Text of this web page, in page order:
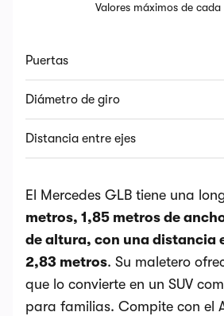
Valores máximos de
Puertas
Diámetro de giro
Distancia entre ejes
El Mercedes GLB tiene una
metros, 1,85 metros de
de altura, con una distancia
2,83 metros. Su maletero
que lo convierte en un SUV
para familias. Compite con el